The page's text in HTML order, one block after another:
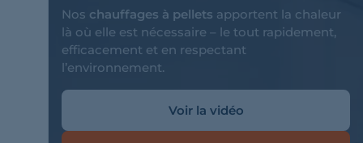
Nos chauffages à pellets apportent la chaleur
là où elle est nécessaire – le tout rapidement,
efficacement et en respectant
l’environnement.
Voir la vidéo